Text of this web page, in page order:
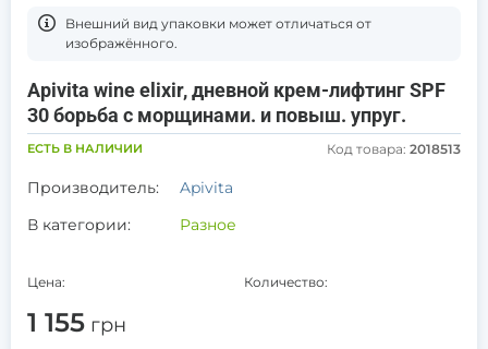
Bнешний вид упаковки может отличаться от
изображённого.
Apivita wine elixir, дневной крем-лифтинг SPF
30 борьба с морщинами. и повыш. упруг.
ЕСТЬ В НАЛИЧИИ Код товара: 2018513
Производитель:
Apivita
В категории:
Разное
Цена:
1 155 грн
Количество: